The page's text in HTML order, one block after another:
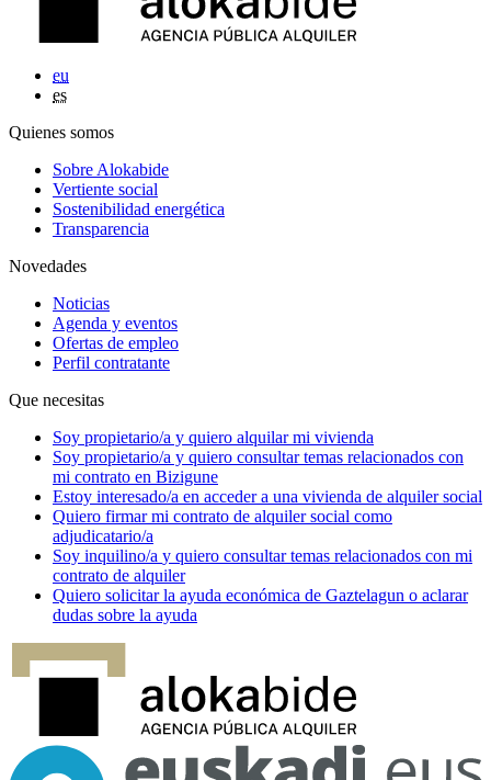
eu
es
Quienes somos
Sobre Alokabide
Vertiente social
Sostenibilidad energética
Transparencia
Novedades
Noticias
Agenda y eventos
Ofertas de empleo
Perfil contratante
Que necesitas
Soy propietario/a y quiero alquilar mi vivienda
Soy propietario/a y quiero consultar temas relacionados con
mi contrato en Bizigune
Estoy interesado/a en acceder a una vivienda de alquiler social
Quiero firmar mi contrato de alquiler social como
adjudicatario/a
Soy inquilino/a y quiero consultar temas relacionados con mi
contrato de alquiler
Quiero solicitar la ayuda económica de Gaztelagun o aclarar
dudas sobre la ayuda